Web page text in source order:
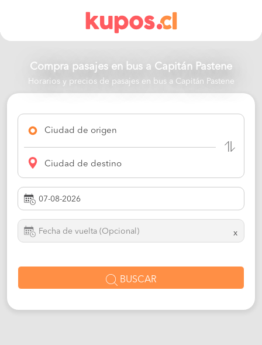
Compra pasajes en bus a Capitán Pastene
Horarios y precios de pasajes en bus a Capitán Pastene
Ciudad de origen
Ciudad de destino
x
BUSCAR